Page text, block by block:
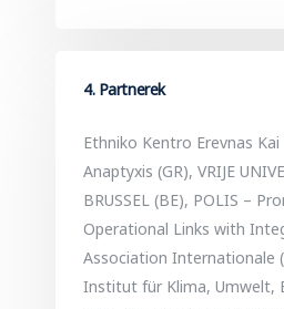
4. Partnerek
Ethniko Kentro Erevnas
Anaptyxis (GR), VRIJE
BRUSSEL (BE), POLIS –
Operational Links with
Association Internationale
Institut für Klima, Umwelt,